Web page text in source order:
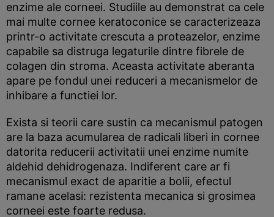
enzime ale corneei. Studiile au demonstrat ca cele
mai multe cornee keratoconice se caracterizeaza
printr-o activitate crescuta a proteazelor, enzime
capabile sa distruga legaturile dintre fibrele de
colagen din stroma. Aceasta activitate aberanta
apare pe fondul unei reduceri a mecanismelor de
inhibare a functiei lor.
Exista si teorii care sustin ca mecanismul patogen
are la baza acumularea de radicali liberi in cornee
datorita reducerii activitatii unei enzime numite
aldehid dehidrogenaza. Indiferent care ar fi
mecanismul exact de aparitie a bolii, efectul
ramane acelasi: rezistenta mecanica si grosimea
corneei este foarte redusa.